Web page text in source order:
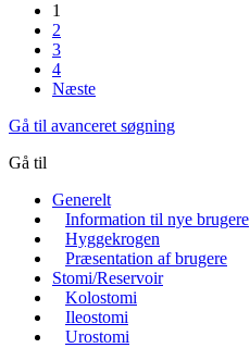
1
2
3
4
Næste
Gå til avanceret søgning
Gå til
Generelt
Information til nye brugere
Hyggekrogen
Præsentation af brugere
Stomi/Reservoir
Kolostomi
Ileostomi
Urostomi